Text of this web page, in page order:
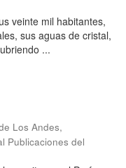
veinte mil habitantes,
sus aguas de cristal,
...
Los Andes,
Publicaciones del